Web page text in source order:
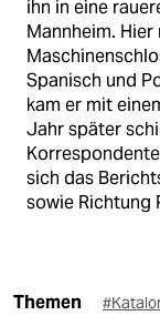
ihn in eine
Mannheim.
Spanisch und
kam er mit
Jahr später
sich das
sowie Richtung
Themen